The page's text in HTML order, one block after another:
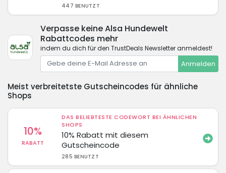
447 BENUTZT
Verpasse keine Alsa Hundewelt
Rabattcodes mehr
indem du dich für den TrustDeals Newsletter anmeldest!
Anmelden
Meist verbreitetste Gutscheincodes für ähnliche
Shops
10%
RABATT
DAS BELIEBTESTE CODEWORT BEI ÄHNLICHEN
SHOPS
10% Rabatt mit diesem
Gutscheincode
285 BENUTZT